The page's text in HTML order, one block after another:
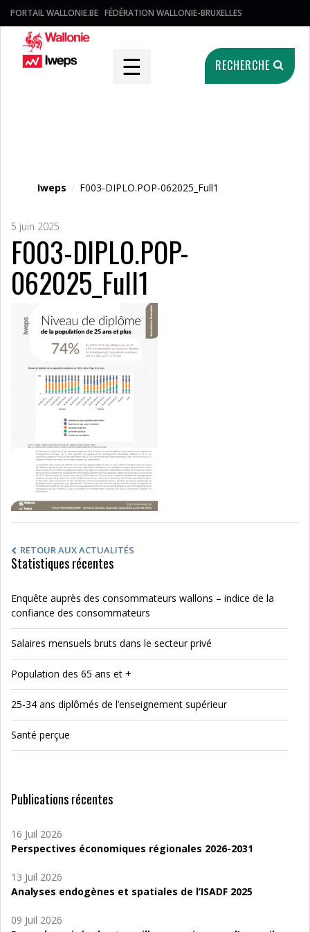
PORTAIL WALLONIE.BE FÉDÉRATION WALLONIE-BRUXELLES
☰ RECHERCHE
Iweps / F003-DIPLO.POP-062025_Full1
5 juin 2025
F003-DIPLO.POP-
062025_Full1
RETOUR AUX ACTUALITÉS
Statistiques récentes
Enquête auprès des consommateurs wallons – indice de la
confiance des consommateurs
Salaires mensuels bruts dans le secteur privé
Population des 65 ans et +
25-34 ans diplômés de l’enseignement supérieur
Santé perçue
Publications récentes
16 Juil 2026
Perspectives économiques régionales 2026-2031
13 Juil 2026
Analyses endogènes et spatiales de l’ISADF 2025
09 Juil 2026